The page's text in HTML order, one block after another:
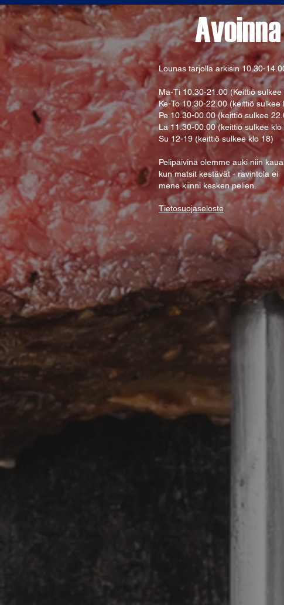
Avoinna
Lounas tarjolla arkisin 10.30-
Ma-Ti 10.30-21.00 (Keittiö sulkee
Ke-To 10.30-22.00 (keittiö sulkee
Pe 10.30-00.00 (keittiö sulkee
La 11.30-00.00 (keittiö sulkee klo
Su 12-19 (keittiö sulkee klo 18)
Pelipäivinä olemme auki niin
kun matsit kestävät - ravintola ei
mene kiinni kesken pelien.
Tietosuojaseloste